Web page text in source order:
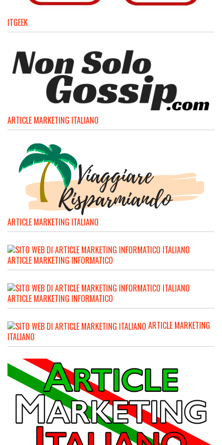
ITGEEK
ARTICLE MARKETING ITALIANO
ARTICLE MARKETING ITALIANO
ARTICLE MARKETING INFORMATICO
ARTICLE MARKETING INFORMATICO
ARTICLE MARKETING
ITALIANO